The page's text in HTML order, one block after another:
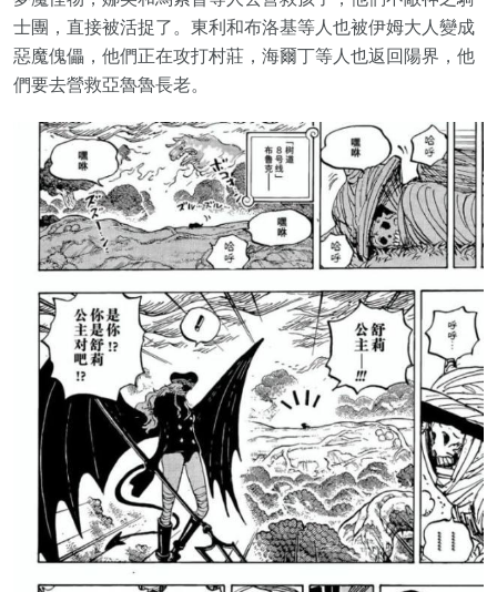
士團，直接被活捉了。東利和布洛基等人也被伊姆大人變成
惡魔傀儡，他們正在攻打村莊，海爾丁等人也返回陽界，他
們要去營救亞魯魯長老。